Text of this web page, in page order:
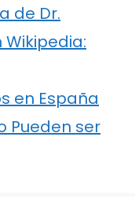
de Dr.
en España
Pueden ser